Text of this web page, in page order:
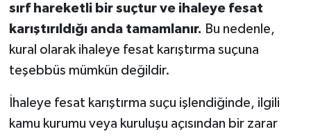
sırf hareketli bir suçtur ve ihaleye fesat
karıştırıldığı anda tamamlanır. Bu nedenle,
kural olarak ihaleye fesat karıştırma suçuna
teşebbüs mümkün değildir.
İhaleye fesat karıştırma suçu işlendiğinde, ilgili
kamu kurumu veya kuruluşu açısından bir zarar